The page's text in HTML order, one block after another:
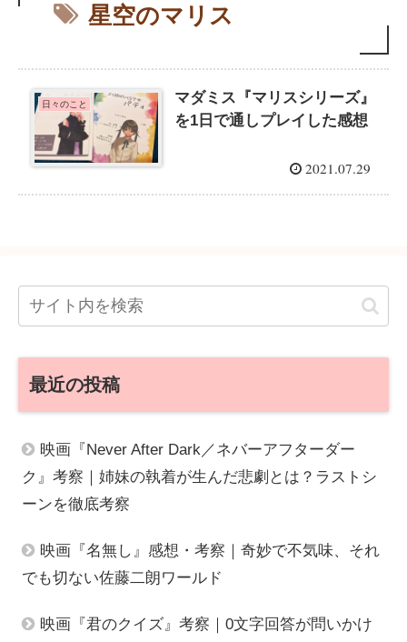
星空のマリス
日々のこと
マダミス『マリスシリーズ』
を1日で通しプレイした感想
2021.07.29
最近の投稿
映画『Never After Dark／ネバーアフターダー
ク』考察｜姉妹の執着が生んだ悲劇とは？ラストシ
ーンを徹底考察
映画『名無し』感想・考察｜奇妙で不気味、それ
でも切ない佐藤二朗ワールド
映画『君のクイズ』考察｜0文字回答が問いかけ